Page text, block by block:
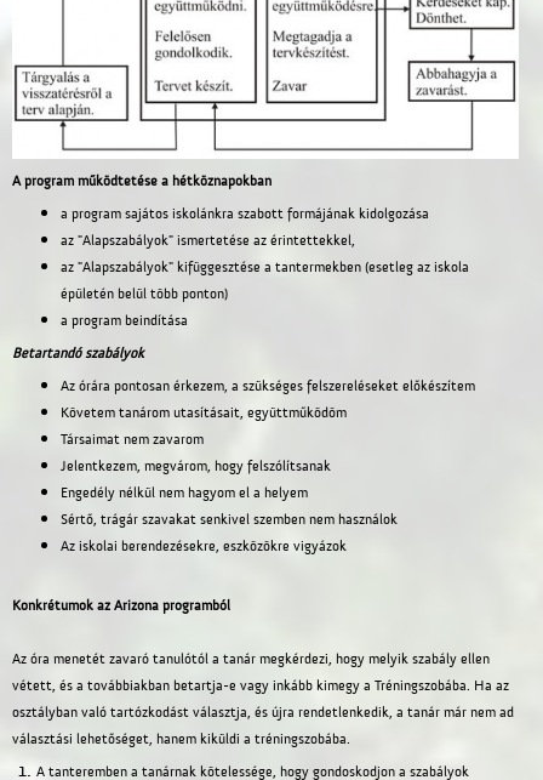
A program működtetése a hétköznapokban
a program sajátos iskolánkra szabott formájának kidolgozása
az "Alapszabályok" ismertetése az érintettekkel,
az "Alapszabályok" kifüggesztése a tantermekben (esetleg az iskola
épületén belül több ponton)
a program beindítása
Betartandó szabályok
Az órára pontosan érkezem, a szükséges felszereléseket előkészítem
Követem tanárom utasításait, együttműködöm
Társaimat nem zavarom
Jelentkezem, megvárom, hogy felszólítsanak
Engedély nélkül nem hagyom el a helyem
Sértő, trágár szavakat senkivel szemben nem használok
Az iskolai berendezésekre, eszközökre vigyázok
Konkrétumok az Arizona programból
Az óra menetét zavaró tanulótól a tanár megkérdezi, hogy melyik szabály ellen
vétett, és a továbbiakban betartja-e vagy inkább kimegy a Tréningszobába. Ha az
osztályban való tartózkodást választja, és újra rendetlenkedik, a tanár már nem ad
választási lehetőséget, hanem kiküldi a tréningszobába.
A tanteremben a tanárnak kötelessége, hogy gondoskodjon a szabályok